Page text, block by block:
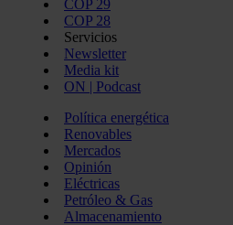
COP 29
COP 28
Servicios
Newsletter
Media kit
ON | Podcast
Política energética
Renovables
Mercados
Opinión
Eléctricas
Petróleo & Gas
Almacenamiento